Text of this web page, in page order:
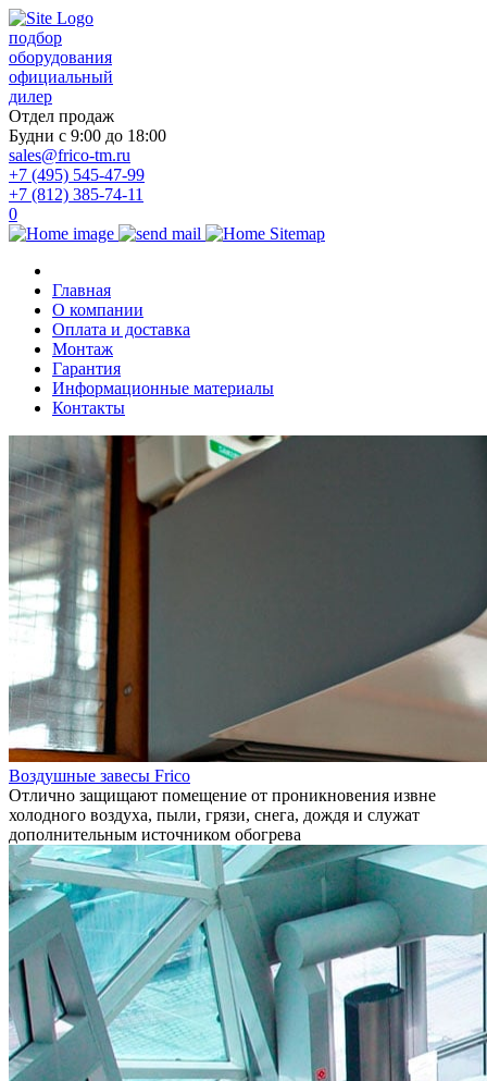
подбор
оборудования
официальный
дилер
Отдел продаж
Будни с 9:00 до 18:00
sales@frico-tm.ru
+7 (495) 545-47-99
+7 (812) 385-74-11
0
Главная
О компании
Оплата и доставка
Монтаж
Гарантия
Информационные материалы
Контакты
Воздушные завесы Frico
Отлично защищают помещение от проникновения извне
холодного воздуха, пыли, грязи, снега, дождя и служат
дополнительным источником обогрева